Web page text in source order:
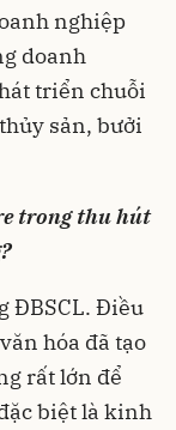
nghiệp
doanh
triển chuỗi
sản, bưởi
trong thu hút
ĐBSCL. Điều
hóa đã tạo
rất lớn để
biệt là kinh